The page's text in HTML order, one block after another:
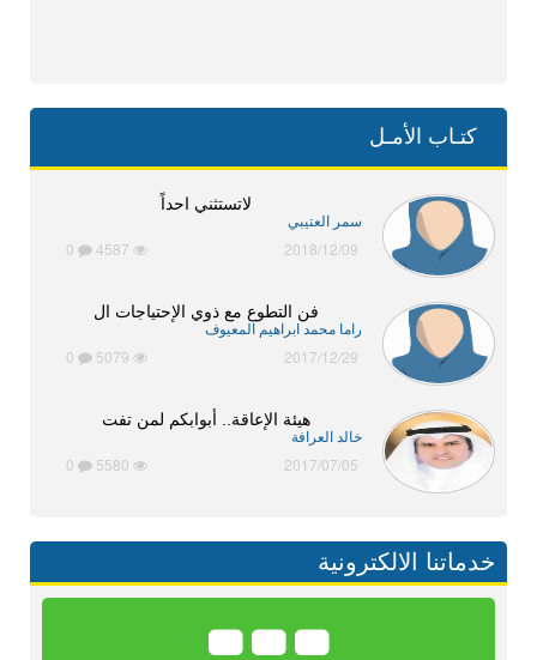
كتـاب الأمـل
لاتستثني احداً
سمر العتيبي
2018/12/09
فن التطوع مع ذوي الإحتياجات ال
راما محمد ابراهيم المعيوف
2017/12/29
هيئة الإعاقة.. أبوابكم لمن تفت
خالد العرافة
2017/07/05
خدماتنا الالكترونية